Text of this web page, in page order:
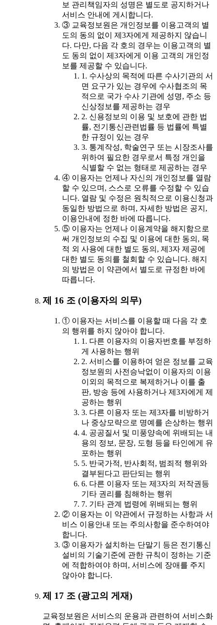
보 관리책임자의 성명은 별도로 공지하거나
서비스 안내에 게시합니다.
③ 교육정보원은 개인정보를 이용고객의 별
도의 동의 없이 제3자에게 제공하지 않습니
다. 다만, 다음 각 호의 경우는 이용고객의 별
도 동의 없이 제3자에게 이용 고객의 개인정
보를 제공할 수 있습니다.
1. 수사상의 목적에 따른 수사기관의 서
면 요구가 있는 경우에 수사협조의 목
적으로 국가 수사 기관에 성명, 주소 등
신상정보를 제공하는 경우
2. 신용정보의 이용 및 보호에 관한 법
률, 전기통신관련법률 등 법률에 특별
한 규정이 있는 경우
3. 통계작성, 학술연구 또는 시장조사를
위하여 필요한 경우로서 특정 개인을
식별할 수 없는 형태로 제공하는 경우
④ 이용자는 언제나 자신의 개인정보를 열람
할 수 있으며, 스스로 오류를 수정할 수 있습
니다. 열람 및 수정은 원칙적으로 이용신청과
동일한 방법으로 하며, 자세한 방법은 공지,
이용안내에 정한 바에 따릅니다.
⑤ 이용자는 언제나 이용계약을 해지함으로
써 개인정보의 수집 및 이용에 대한 동의, 목
적 외 사용에 대한 별도 동의, 제3자 제공에
대한 별도 동의를 철회할 수 있습니다. 해지
의 방법은 이 약관에서 별도로 규정한 바에
따릅니다.
제 16 조 (이용자의 의무)
① 이용자는 서비스를 이용할 때 다음 각 호
의 행위를 하지 않아야 합니다.
1. 다른 이용자의 이용자번호를 부정하
게 사용하는 행위
2. 서비스를 이용하여 얻은 정보를 교육
정보원의 사전승낙없이 이용자의 이용
이외의 목적으로 복제하거나 이를 출
판, 방송 등에 사용하거나 제3자에게 제
공하는 행위
3. 다른 이용자 또는 제3자를 비방하거
나 중상모략으로 명예를 손상하는 행위
4. 공공질서 및 미풍양속에 위배되는 내
용의 정보, 문장, 도형 등을 타인에게 유
포하는 행위
5. 반국가적, 반사회적, 범죄적 행위와
결부된다고 판단되는 행위
6. 다른 이용자 또는 제3자의 저작권등
기타 권리를 침해하는 행위
7. 기타 관계 법령에 위배되는 행위
② 이용자는 이 약관에서 규정하는 사항과 서
비스 이용안내 또는 주의사항을 준수하여야
합니다.
③ 이용자가 설치하는 단말기 등은 전기통신
설비의 기술기준에 관한 규칙이 정하는 기준
에 적합하여야 하며, 서비스에 장애를 주지
않아야 합니다.
제 17 조 (광고의 게재)
교육정보원은 서비스의 운용과 관련하여 서비스화